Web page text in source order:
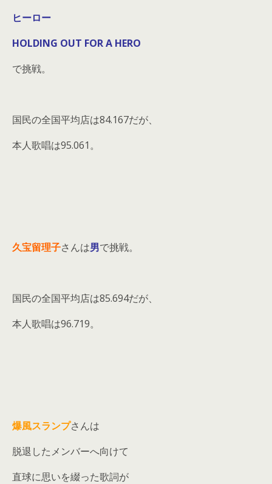
ヒーロー
HOLDING OUT FOR A HERO
で挑戦。
国民の全国平均店は84.167だが、
本人歌唱は95.061。
久宝留理子さんは男で挑戦。
国民の全国平均店は85.694だが、
本人歌唱は96.719。
爆風スランプさんは
脱退したメンバーへ向けて
直球に思いを綴った歌詞が